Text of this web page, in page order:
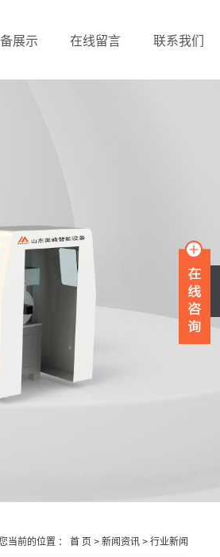
展示 在线留言 联系我们
当前的位置 ： 首 页 > 新闻资讯> 行业新闻